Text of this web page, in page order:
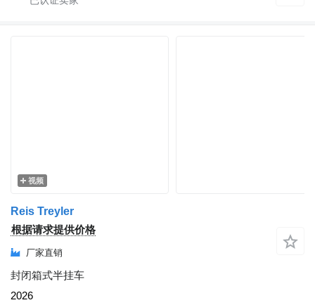
视频
Reis Treyler
根据请求提供价格
厂家直销
封闭箱式半挂车
2026